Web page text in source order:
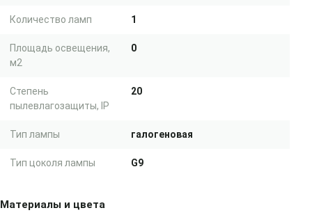
Количество ламп 1
Площадь освещения,
м2
0
Степень
пылевлагозащиты, IP
20
Тип лампы галогеновая
Тип цоколя лампы G9
Материалы и цвета